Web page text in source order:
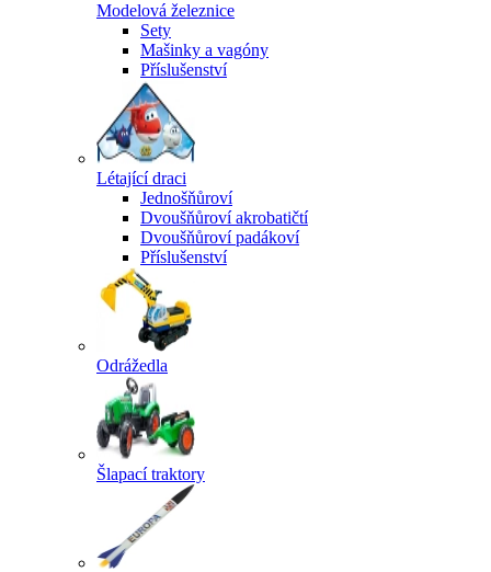
Modelová železnice
Sety
Mašinky a vagóny
Příslušenství
Létající draci
Jednošňůroví
Dvoušňůroví akrobatičtí
Dvoušňůroví padákoví
Příslušenství
Odrážedla
Šlapací traktory